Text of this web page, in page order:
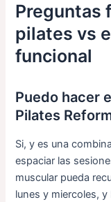
Preguntas
pilates vs
funcional
Puedo hacer
Pilates
Si, y es una
espaciar las
muscular pueda
lunes y miercoles,